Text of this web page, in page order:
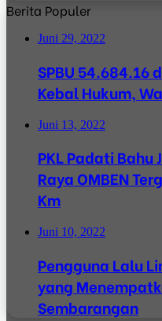
Berita Populer
Juni 29, 2022
SPBU 54.684.16
Kebal Hukum,
Juni 13, 2022
PKL Padati
Raya OMBEN
Km
Juni 10, 2022
Pengguna Lalu
yang
Sembarangan